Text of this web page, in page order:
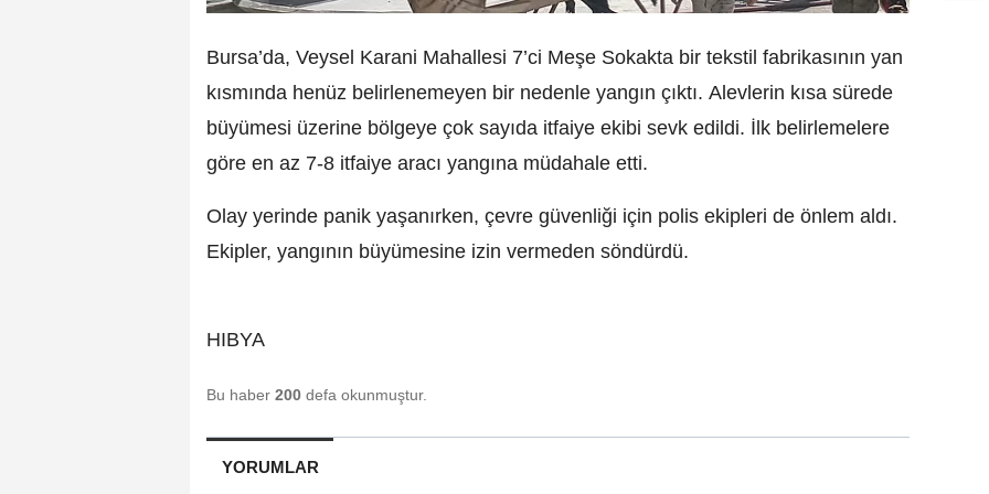
Bursa’da, Veysel Karani Mahallesi 7’ci Meşe Sokakta bir tekstil fabrikasının yan
kısmında henüz belirlenemeyen bir nedenle yangın çıktı. Alevlerin kısa sürede
büyümesi üzerine bölgeye çok sayıda itfaiye ekibi sevk edildi. İlk belirlemelere
göre en az 7-8 itfaiye aracı yangına müdahale etti.
Olay yerinde panik yaşanırken, çevre güvenliği için polis ekipleri de önlem aldı.
Ekipler, yangının büyümesine izin vermeden söndürdü.
HIBYA
Bu haber 200 defa okunmuştur.
YORUMLAR